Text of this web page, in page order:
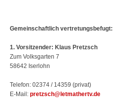
Gemeinschaftlich vertretungsbefugt:
1. Vorsitzender: Klaus Pretzsch
Zum Volksgarten 7
58642 Iserlohn
Telefon: 02374 / 14359 (privat)
E-Mail: pretzsch@letmathertv.de